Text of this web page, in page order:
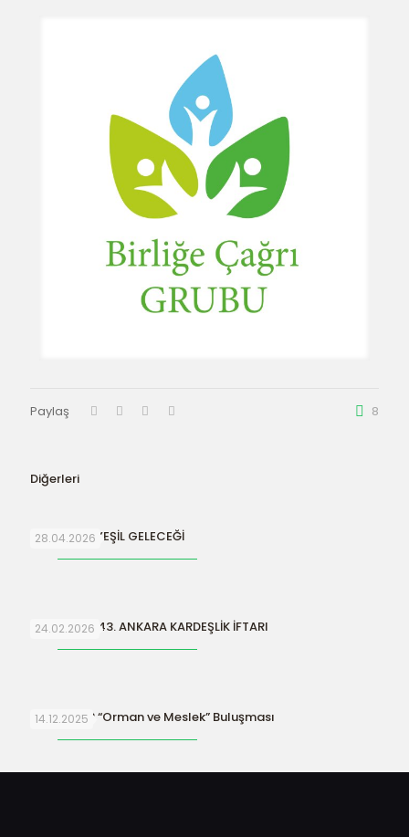
Paylaş 8
Diğerleri
28.04.2026
SURİYE’NİN YEŞİL GELECEĞİ
24.02.2026
ORFAMDER 43. ANKARA KARDEŞLİK İFTARI
14.12.2025
ORFAMDER “Orman ve Meslek” Buluşması